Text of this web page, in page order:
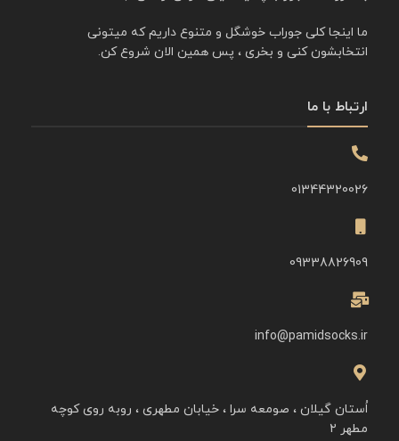
ما اینجا کلی جوراب خوشگل و متنوع داریم که میتونی
انتخابشون کنی و بخری ، پس همین الان شروع کن.
ارتباط با ما
01344320026
09338826909
info@pamidsocks.ir
اُستان گیلان ، صومعه سرا ، خیابان مطهری ، روبه روی کوچه
مطهر ۲